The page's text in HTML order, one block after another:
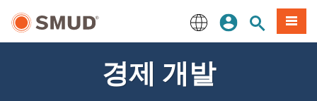
English
로그인사이트 검색
메뉴
경제 개발